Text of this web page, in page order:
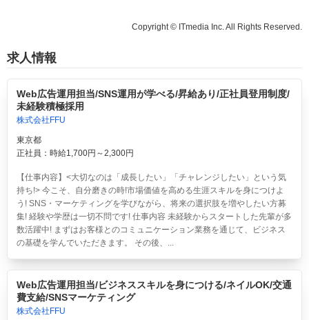
Copyright © ITmedia Inc. All Rights Reserved.
求人情報
Web広告運用担当/SNS運用が学べる/昇給あり/正社員登用制度/
未経験積極採用
株式会社FFU
東京都
正社員：時給1,700円～2,300円
【仕事内容】<大切なのは「成長したい」「チャレンジしたい」という気
持ち!> 今こそ、自分磨きの時!市場価値を高める生涯スキルを身につけよ
う! SNS・マーケティングを学びながら、将来の選択肢を増やしたい方募
集! 経験や学歴は一切不問です! 仕事内容 未経験からスタートした先輩が多
数活躍中! まずはお客様とのコミュニケーション業務を通じて、ビジネス
の基礎を学んでいただきます。 その後、...
Web広告運用担当/ビジネススキルを身につける/ネイルOK/交通
費支給/SNSマーケティング
株式会社FFU